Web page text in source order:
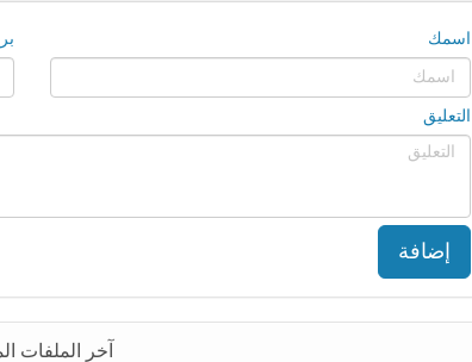
اسمك
التعليق
إضافة
آخر الملفات